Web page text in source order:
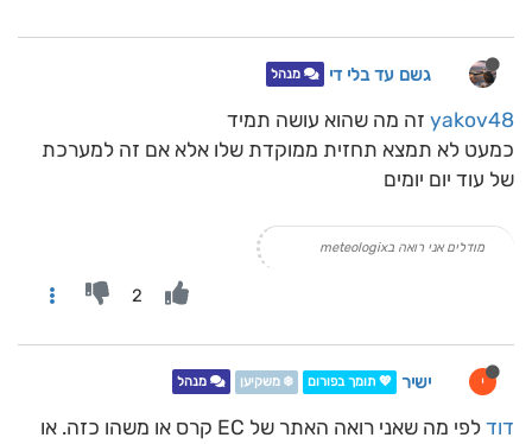
גשם עד בלי די מנהל
yakov48 זה מה שהוא עושה תמיד
כמעט לא תמצא תחזית ממוקדת שלו אלא אם זה למערכת
של עוד יום יומים
מודלים אני רואה בmeteologix
2
י ישיר 💖 תומך בפורום ❄️ משקיען מנהל
דוד
לפי מה שאני רואה האתר של EC קרס או משהו כזה. או